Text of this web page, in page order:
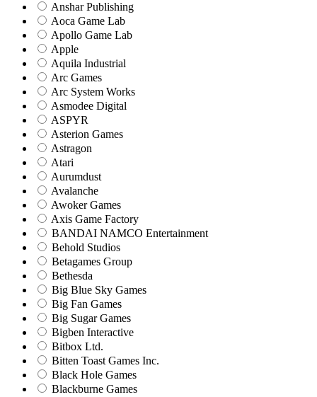
Anshar Publishing
Aoca Game Lab
Apollo Game Lab
Apple
Aquila Industrial
Arc Games
Arc System Works
Asmodee Digital
ASPYR
Asterion Games
Astragon
Atari
Aurumdust
Avalanche
Awoker Games
Axis Game Factory
BANDAI NAMCO Entertainment
Behold Studios
Betagames Group
Bethesda
Big Blue Sky Games
Big Fan Games
Big Sugar Games
Bigben Interactive
Bitbox Ltd.
Bitten Toast Games Inc.
Black Hole Games
Blackburne Games